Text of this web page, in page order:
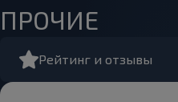
ПРОЧИЕ
Рейтинг и отзывы